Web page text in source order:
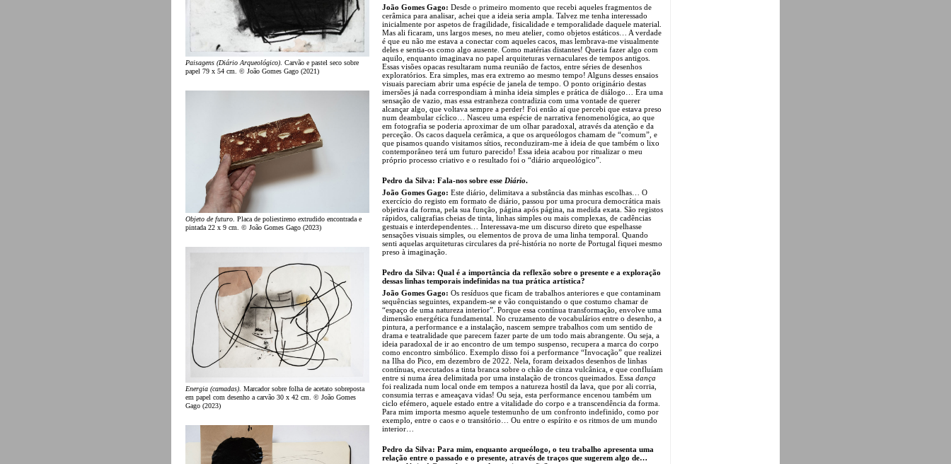
Paisagens (Diário Arqueológico) . Carvão e pastel seco sobre
papel 79 x 54 cm. © João Gomes Gago (2021)
Objeto de futuro . Placa de poliestireno extrudido encontrada e
pintada 22 x 9 cm. © João Gomes Gago (2023)
Energia (camadas). Marcador sobre folha de acetato sobreposta
em papel com desenho a carvão 30 x 42 cm. © João Gomes
Gago (2023)
João Gomes Gago: Desde o primeiro momento que recebi aqueles fragmentos de
cerâmica para analisar, achei que a ideia seria ampla. Talvez me tenha interessado
inicialmente por aspetos de fragilidade, fisicalidade e temporalidade daquele material.
Mas ali ficaram, uns largos meses, no meu atelier, como objetos estáticos… A verdade
é que eu não me estava a conectar com aqueles cacos, mas lembrava-me visualmente
deles e sentia-os como algo ausente. Como matérias distantes! Queria fazer algo com
aquilo, enquanto imaginava no papel arquiteturas vernaculares de tempos antigos.
Essas visões opacas resultaram numa reunião de factos, entre séries de desenhos
exploratórios. Era simples, mas era extremo ao mesmo tempo! Alguns desses ensaios
visuais pareciam abrir uma espécie de janela de tempo. O ponto originário destas
imersões já nada correspondiam à minha ideia simples e prática de diálogo… Era uma
sensação de vazio, mas essa estranheza contradizia com uma vontade de querer
alcançar algo, que voltava sempre a perder! Foi então aí que percebi que estava preso
num deambular cíclico… Nasceu uma espécie de narrativa fenomenológica, ao que
em fotografia se poderia aproximar de um olhar paradoxal, através da atenção e da
perceção. Os cacos daquela cerâmica, a que os arqueólogos chamam de “comum”, e
que pisamos quando visitamos sítios, reconduziram-me à ideia de que também o lixo
contemporâneo terá um futuro parecido! Essa ideia acabou por ritualizar o meu
próprio processo criativo e o resultado foi o “diário arqueológico”.
Pedro da Silva: Fala-nos sobre esse Diário.
João Gomes Gago: Este diário, delimitava a substância das minhas escolhas… O
exercício do registo em formato de diário, passou por uma procura democrática mais
objetiva da forma, pela sua função, página após página, na medida exata. São registos
rápidos, caligrafias cheias de tinta, linhas simples ou mais complexas, de cadências
gestuais e interdependentes… Interessava-me um discurso direto que espelhasse
sensações visuais simples, ou elementos de prova de uma linha temporal. Quando
senti aquelas arquiteturas circulares da pré-história no norte de Portugal fiquei mesmo
preso à imaginação.
Pedro da Silva: Qual é a importância da reflexão sobre o presente e a exploração
dessas linhas temporais indefinidas na tua prática artística?
João Gomes Gago: Os resíduos que ficam de trabalhos anteriores e que contaminam
sequências seguintes, expandem-se e vão conquistando o que costumo chamar de
“espaço de uma natureza interior”. Porque essa contínua transformação, envolve uma
dimensão energética fundamental. No cruzamento de vocabulários entre o desenho, a
pintura, a performance e a instalação, nascem sempre trabalhos com um sentido de
drama e teatralidade que parecem fazer parte de um todo mais abrangente. Ou seja, a
ideia paradoxal de ir ao encontro de um tempo suspenso, recupera a marca do corpo
como encontro simbólico. Exemplo disso foi a performance “Invocação” que realizei
na Ilha do Pico, em dezembro de 2022. Nela, foram deixados desenhos de linhas
contínuas, executados a tinta branca sobre o chão de cinza vulcânica, e que confluíam
entre si numa área delimitada por uma instalação de troncos queimados. Essa dança
foi realizada num local onde em tempos a natureza hostil da lava, que por ali corria,
consumia terras e ameaçava vidas! Ou seja, esta performance encenou também um
ciclo efémero, aquele estado entre a vitalidade do corpo e a transcendência da forma.
Para mim importa mesmo aquele testemunho de um confronto indefinido, como por
exemplo, entre o caos e o transitório… Ou entre o espírito e os ritmos de um mundo
interior…
Pedro da Silva: Para mim, enquanto arqueólogo, o teu trabalho apresenta uma
relação entre o passado e o presente, através de traços que sugerem algo de…